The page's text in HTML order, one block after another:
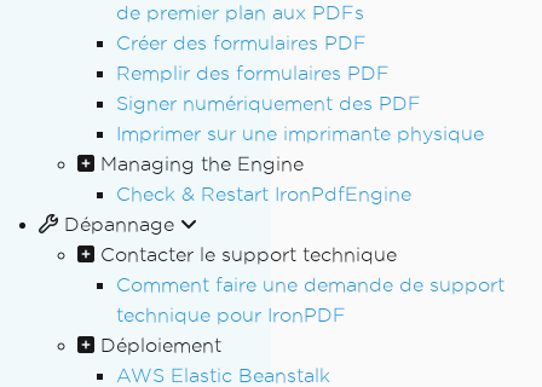
de premier plan aux PDFs
Créer des formulaires PDF
Remplir des formulaires PDF
Signer numériquement des PDF
Imprimer sur une imprimante physique
Managing the Engine
Check & Restart IronPdfEngine
Dépannage
Contacter le support technique
Comment faire une demande de support
technique pour IronPDF
Déploiement
AWS Elastic Beanstalk